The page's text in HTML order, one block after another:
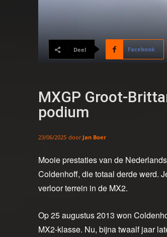
Deel Facebook
MXGP Groot-
podium
23/06/2025 door Jan Boer
Mooie prestaties van de
Coldenhoff, die totaal derde werd.
verloor terrein in de MX2.
Op 25 augustus 2013 won
MX2-klasse. Nu, bijna twaalf jaar